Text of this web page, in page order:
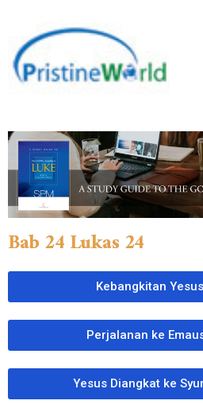
Bab 24 Lukas 24
Kebangkitan
Perjalanan ke
Yesus Diangkat ke